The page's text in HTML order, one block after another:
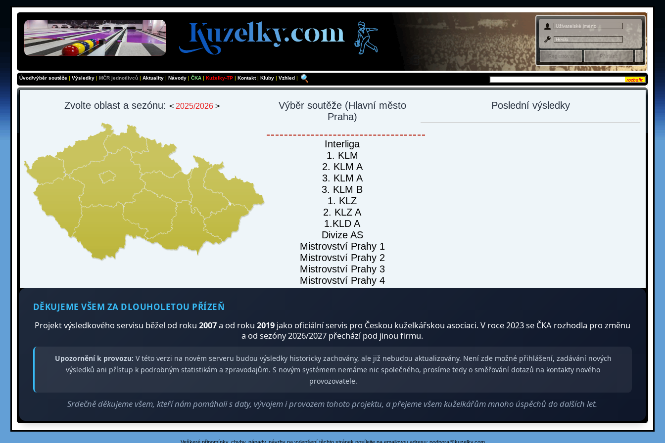
Admin sekce
Úvod/výběr soutěže| Výsledky| MČR jednotlivců | Aktuality| Návody | ČKA| Kuželky-TP| Kontakt| Kluby | Vzhled |
Zvolte oblast a sezónu: < 2025/2026 > Výběr soutěže(Hlavní město
Praha)
Interliga
1. KLM
2. KLM A
3. KLM A
3. KLM B
1. KLZ
2. KLZ A
1.KLD A
Divize AS
Mistrovství Prahy 1
Mistrovství Prahy 2
Mistrovství Prahy 3
Mistrovství Prahy 4
Poslední výsledky
DĚKUJEME VŠEM ZA DLOUHOLETOU PŘÍZEŇ
Projekt výsledkového servisu běžel od roku 2007a od roku 2019jako oficiální servis pro Českou kuželkářskou asociaci. V roce 2023 se ČKA rozhodla pro změnu
a od sezóny 2026/2027 přechází pod jinou firmu.
Upozornění k provozu: V této verzi na novém serveru budou výsledky historicky zachovány, ale již nebudou aktualizovány. Není zde možné přihlášení, zadávání nových
výsledků ani přístup k podrobným statistikám a zpravodajům. S novým systémem nemáme nic společného, prosíme tedy o směřování dotazů na kontakty nového
provozovatele.
Srdečně děkujeme všem, kteří nám pomáhali s daty, vývojem i provozem tohoto projektu, a přejeme všem kuželkářům mnoho úspěchů do dalších let.